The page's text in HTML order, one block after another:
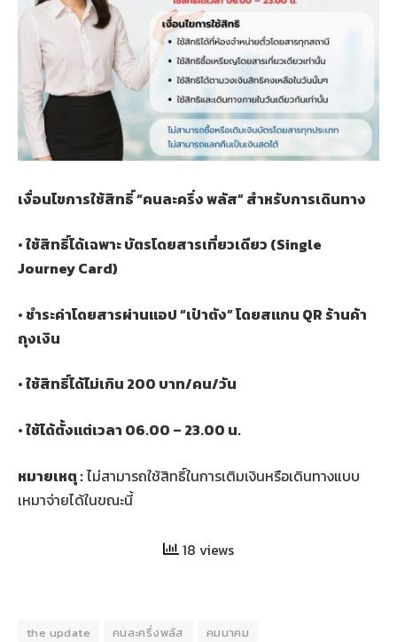
เงื่อนไขการใช้สิทธิ์ “คนละครึ่ง พลัส” สำหรับการเดินทาง
• ใช้สิทธิ์ได้เฉพาะ บัตรโดยสารเที่ยวเดียว (Single
Journey Card)
• ชำระค่าโดยสารผ่านแอป “เป๋าตัง” โดยสแกน QR ร้านค้า
ถุงเงิน
• ใช้สิทธิ์ได้ไม่เกิน 200 บาท/คน/วัน
• ใช้ได้ตั้งแต่เวลา 06.00 – 23.00 น.
หมายเหตุ :ไม่สามารถใช้สิทธิ์ในการเติมเงินหรือเดินทางแบบ
เหมาจ่ายได้ในขณะนี้
18 views
the update คนละครึ่งพลัส คมนาคม